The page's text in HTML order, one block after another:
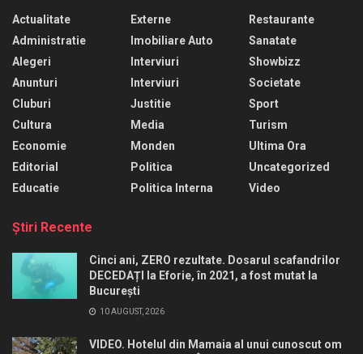
Actualitate
Administratie
Alegeri
Anunturi
Cluburi
Cultura
Economie
Editorial
Educatie
Externe
Imobiliare Auto
Interviuri
Interviuri
Justitie
Media
Monden
Politica
Politica Interna
Restaurante
Sanatate
Showbizz
Societate
Sport
Turism
Ultima Ora
Uncategorized
Video
Ştiri Recente
Cinci ani, ZERO rezultate. Dosarul scafandrilor
DECEDAȚI la Eforie, în 2021, a fost mutat la
București
10 AUGUST, 2026
VIDEO. Hotelul din Mamaia al unui cunoscut om